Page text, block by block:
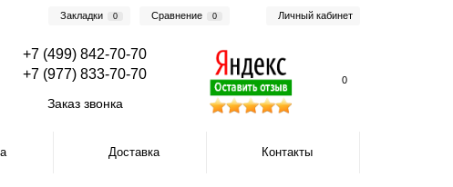
Закладки 0 Сравнение 0 Личный кабинет
+7 (499) 842-70-70
+7 (977) 833-70-70
Заказ звонка
0
Доставка Контакты